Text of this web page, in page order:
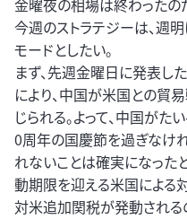
金曜夜の相場は終わったの
今週のストラテジーは、週
モードとしたい。
まず、先週金曜日に発表
により、中国が米国との貿
じられる。よって、中国が
0周年の国慶節を過ぎなけ
れないことは確実になった
動期限を迎える米国による
対米追加関税が発動される